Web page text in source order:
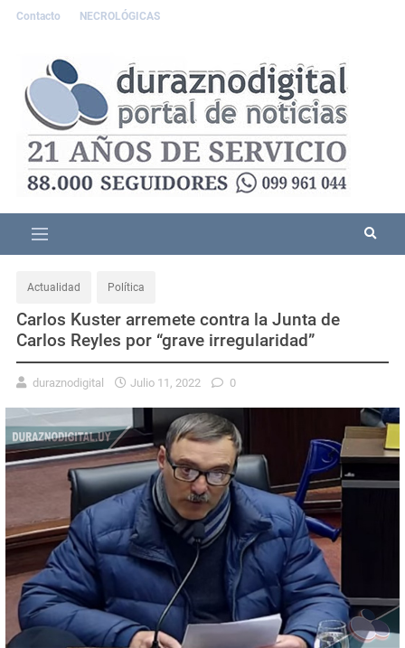
Contacto NECROLÓGICAS
Actualidad Política
Carlos Kuster arremete contra la Junta de
Carlos Reyles por “grave irregularidad”
duraznodigital Julio 11, 2022 0